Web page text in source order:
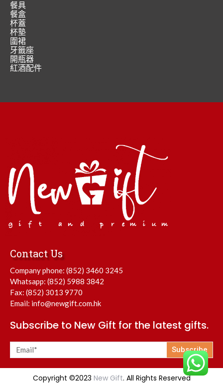
餐具
餐盒
杯蓋
杯墊
圍裙
牙籤座
開瓶器
紅酒配件
Contact Us
Company phone: (852) 3460 3245
Whatsapp: (852) 5988 3842
Fax: (852) 3013 9770
Email: info@newgift.com.hk
Subscribe to New Gift for the latest gifts.
Subscribe
Copyright ©2023 New Gift. All Rights Reserved